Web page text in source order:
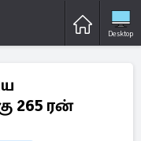
Desktop
265 ரன்